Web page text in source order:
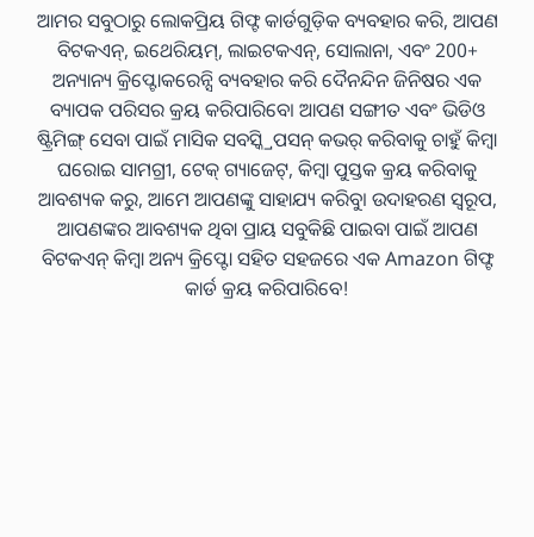
ଆମର ସବୁଠାରୁ ଲୋକପ୍ରିୟ ଗିଫ୍ଟ କାର୍ଡଗୁଡ଼ିକ ବ୍ୟବହାର କରି, ଆପଣ
ବିଟକଏନ୍, ଇଥେରିୟମ୍, ଲାଇଟକଏନ୍, ସୋଲାନା, ଏବଂ 200+
ଅନ୍ୟାନ୍ୟ କ୍ରିପ୍ଟୋକରେନ୍ସି ବ୍ୟବହାର କରି ଦୈନନ୍ଦିନ ଜିନିଷର ଏକ
ବ୍ୟାପକ ପରିସର କ୍ରୟ କରିପାରିବେ। ଆପଣ ସଙ୍ଗୀତ ଏବଂ ଭିଡିଓ
ଷ୍ଟ୍ରିମିଙ୍ଗ୍ ସେବା ପାଇଁ ମାସିକ ସବସ୍କ୍ରିପସନ୍ କଭର୍ କରିବାକୁ ଚାହୁଁ କିମ୍ବା
ଘରୋଇ ସାମଗ୍ରୀ, ଟେକ୍ ଗ୍ୟାଜେଟ୍, କିମ୍ବା ପୁସ୍ତକ କ୍ରୟ କରିବାକୁ
ଆବଶ୍ୟକ କରୁ, ଆମେ ଆପଣଙ୍କୁ ସାହାଯ୍ୟ କରିବୁ। ଉଦାହରଣ ସ୍ୱରୂପ,
ଆପଣଙ୍କର ଆବଶ୍ୟକ ଥିବା ପ୍ରାୟ ସବୁକିଛି ପାଇବା ପାଇଁ ଆପଣ
ବିଟକଏନ୍ କିମ୍ବା ଅନ୍ୟ କ୍ରିପ୍ଟୋ ସହିତ ସହଜରେ ଏକ Amazon ଗିଫ୍ଟ
କାର୍ଡ କ୍ରୟ କରିପାରିବେ!